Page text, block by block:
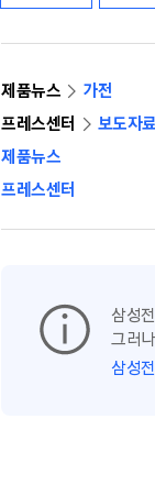
제품뉴스
가전
프레스센터
보도자료
제품뉴스
프레스센터
삼성
그러
삼성